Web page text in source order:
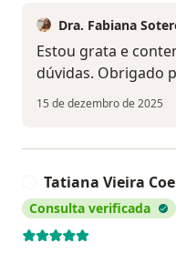
Dra. Fabiana
Estou grata e
dúvidas. Obrigado
15 de dezembro de 2025
Tatiana Vieira
Consulta verificada